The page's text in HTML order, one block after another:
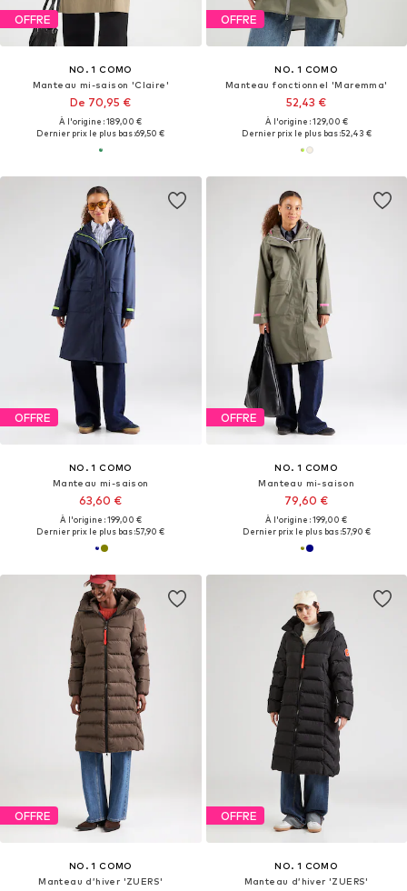
OFFRE
NO. 1 COMO
Manteau mi-saison 'Claire'
De 70,95 €
À l'origine : 189,00 €
Dernier prix le plus bas :69,50 €
OFFRE
NO. 1 COMO
Manteau fonctionnel 'Maremma'
52,43 €
À l'origine : 129,00 €
Dernier prix le plus bas :52,43 €
OFFRE
NO. 1 COMO
Manteau mi-saison
63,60 €
À l'origine : 199,00 €
Dernier prix le plus bas :57,90 €
OFFRE
NO. 1 COMO
Manteau mi-saison
79,60 €
À l'origine : 199,00 €
Dernier prix le plus bas :57,90 €
OFFRE
NO. 1 COMO
Manteau d’hiver 'ZUERS'
OFFRE
NO. 1 COMO
Manteau d’hiver 'ZUERS'